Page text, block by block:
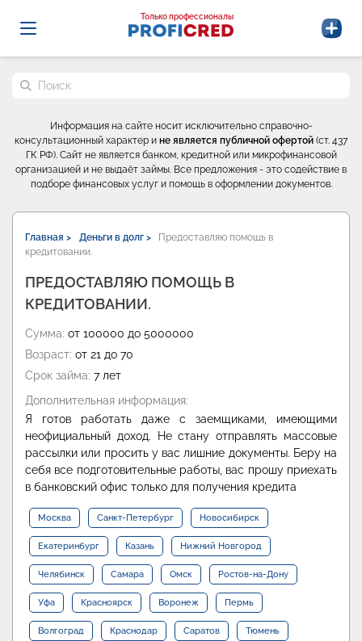
Probrokery - Только профессионалы
Только профессионалы
Поиск по сайту
Информация на сайте носит исключительно справочно-
консультационный характер и не является публичной офертой (ст. 437
ГК РФ). Сайт не является банком, кредитной или микрофинансовой
организацией и не выдаёт займы. Все предложения - это содействие в
подборе финансовых услуг и помощь в оформлении документов.
Главная > Деньги в долг >
Предоставляю помощь в
кредитовании.
ПРЕДОСТАВЛЯЮ ПОМОЩЬ В
КРЕДИТОВАНИИ.
Сумма: от 100000 до 5000000
Возраст: от 21 до 70
Срок займа: 7 лет
Дополнительная информация:
Я готов работать даже с заемщиками, имеющими
неофициальный доход. Не стану отправлять массовые
рассылки или просить у вас лишние документы. Беру на
себя все подготовительные работы, вас прошу приехать
в банковский офис только для получения кредита
Москва Санкт-Петербург Новосибирск
Екатеринбург Казань Нижний Новгород
Челябинск Самара Омск Ростов-на-Дону
Уфа Красноярск Воронеж Пермь
Волгоград Краснодар Саратов Тюмень